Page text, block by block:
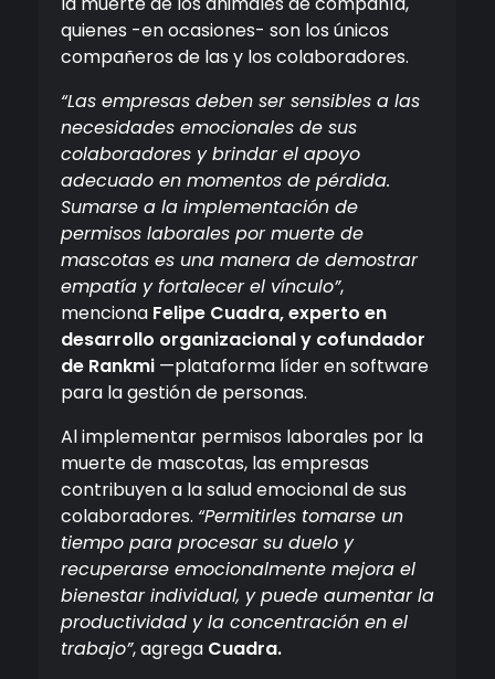
quienes -en ocasiones- son los únicos
compañeros de las y los colaboradores.
“Las empresas deben ser sensibles a las
necesidades emocionales de sus
colaboradores y brindar el apoyo
adecuado en momentos de pérdida.
Sumarse a la implementación de
permisos laborales por muerte de
mascotas es una manera de demostrar
empatía y fortalecer el vínculo”,
menciona Felipe Cuadra, experto en
desarrollo organizacional y cofundador
de Rankmi —plataforma líder en software
para la gestión de personas.
Al implementar permisos laborales por la
muerte de mascotas, las empresas
contribuyen a la salud emocional de sus
colaboradores. “Permitirles tomarse un
tiempo para procesar su duelo y
recuperarse emocionalmente mejora el
bienestar individual, y puede aumentar la
productividad y la concentración en el
trabajo”, agrega Cuadra.